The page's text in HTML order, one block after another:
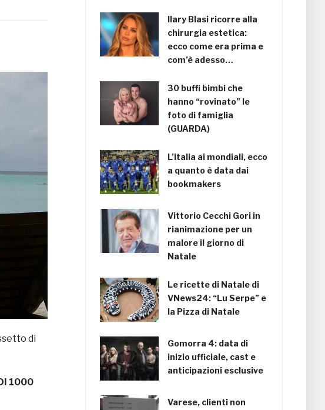
di
1000
Ilary Blasi ricorre alla
chirurgia estetica:
ecco come era prima e
com’è adesso…
30 buffi bimbi che
hanno “rovinato” le
foto di famiglia
(GUARDA)
L’Italia ai mondiali, ecco
a quanto è data dai
bookmakers
Vittorio Cecchi Gori in
rianimazione per un
malore il giorno di
Natale
Le ricette di Natale di
VNews24: “Lu Serpe” e
la Pizza di Natale
Gomorra 4: data di
inizio ufficiale, cast e
anticipazioni esclusive
Varese, clienti non